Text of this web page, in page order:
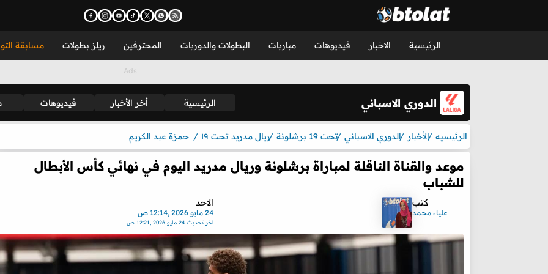
الرئيسية الاخبار فيديوهات مباريات البطولات والدوريات المحترفين ريلز بطولات مسابقة
الدوري الاسباني الرئيسية أخر الأخبار فيديوهات
الرئيسيه الأخبار الدوري الاسباني تحت 19 برشلونة ريال مدريد تحت ١٩ حمزة عبد الكريم
موعد والقناة الناقلة لمباراة برشلونة وريال مدريد اليوم في نهائي كأس الأبطال
للشباب
كتب
علياء محمد
الاحد
24 مايو 2026 ,12:14 ص
اخر تحديث 24 مايو 2026 ,12:21 ص